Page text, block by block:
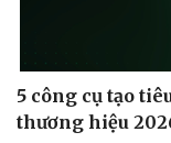
Doanh nghiệp
Thông tin doanh
5 công cụ tạo
thương hiệu